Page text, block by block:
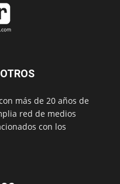
más de 20 años de
red de medios
con los